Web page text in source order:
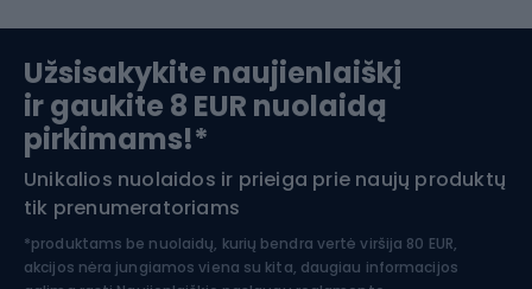
Slidinėjimas
Apranga žiemos sportui
Šiaurietiškas ėjimas
Užsisakykite naujienlaiškį
ir gaukite 8 EUR nuolaidą
pirkimams!*
Unikalios nuolaidos ir prieiga prie naujų produktų
tik prenumeratoriams
*produktams be nuolaidų, kurių bendra vertė viršija 80 EUR,
akcijos nėra jungiamos viena su kita, daugiau informacijos